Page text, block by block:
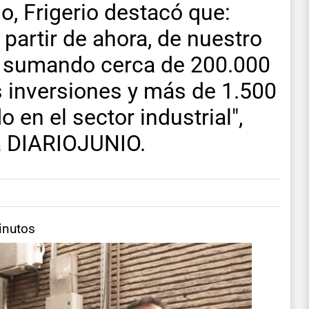
Frigerio destacó que:
de ahora, de nuestro
cerca de 200.000
y más de 1.500
en el sector industrial",